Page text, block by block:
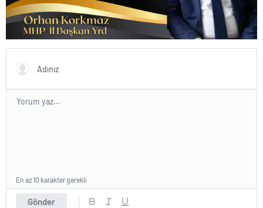
Gönder
En az 10 karakter gerekli